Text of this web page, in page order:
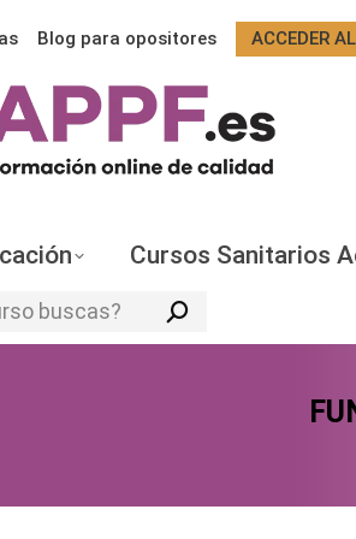
Blog para opositores ACCEDER
Cursos Sanitarios